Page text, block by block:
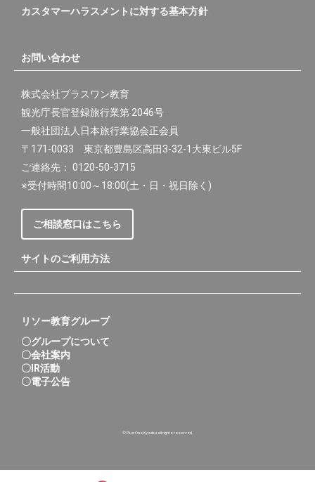
カスタマーハラスメントに対する基本方針
お問い合わせ
株式会社プラスワン教育
観光庁長官登録旅行業第 2046号
一般社団法人日本旅行業協会正会員
〒171-0033 東京都豊島区高田3-32-1大東ビル5F
ご連絡先： 0120-50-3715
※受付時間10:00～18:00(土・日・祝日除く)
ご相談窓口はこちら
サイトのご利用方法
リソー教育グループ
〇グループについて
〇会社案内
〇IR活動
〇電子公告
© Plus One Kyouiku.all rights reserved.